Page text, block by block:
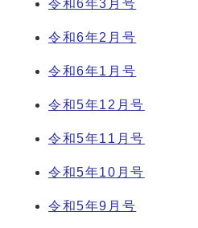
令和6年3月号
令和6年2月号
令和6年1月号
令和5年12月号
令和5年11月号
令和5年10月号
令和5年9月号